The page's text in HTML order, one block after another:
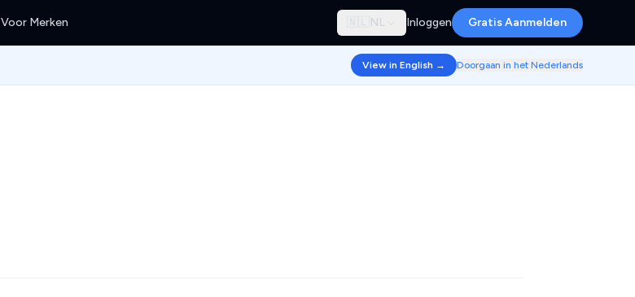
Voor Merken 🇳🇱 NL Inloggen Gratis Aanmelden
View in English → Doorgaan in het Nederlands